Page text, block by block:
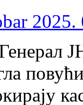
2025.